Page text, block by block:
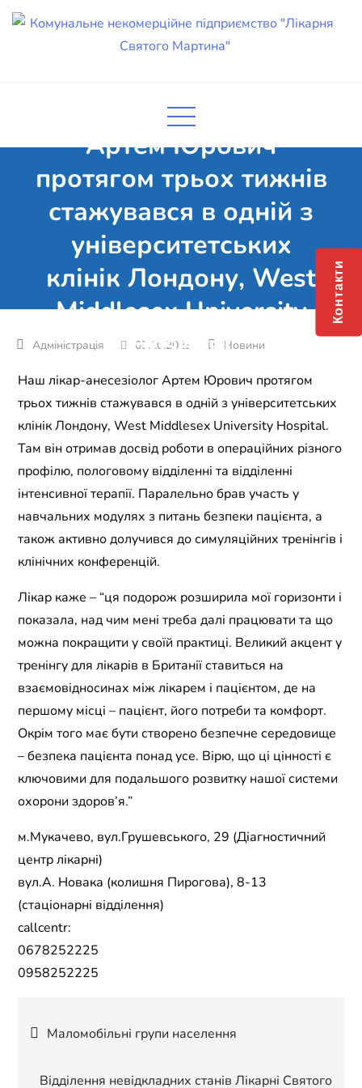
Skip
підприємство "Лікарня Святого
Наш лікар-анесезіолог
Артем Юрович
протягом трьох тижнів
стажувався в одній з
університетських
клінік Лондону, West
Middlesex University
Hospital
05.10.2023 Новини
Наш лікар-анесезіолог Артем Юрович протягом
трьох тижнів стажувався в одній з університетських
клінік Лондону, West Middlesex University Hospital.
Там він отримав досвід роботи в операційних різного
профілю, пологовому відділенні та відділенні
інтенсивної терапії. Паралельно брав участь у
навчальних модулях з питань безпеки пацієнта, а
також активно долучився до симуляційних тренінгів і
клінічних конференцій.
Лікар каже – “ця подорож розширила мої горизонти і
показала, над чим мені треба далі працювати та що
можна покращити у своїй практиці. Великий акцент у
тренінгу для лікарів в Британії ставиться на
взаємовідносинах між лікарем і пацієнтом, де на
першому місці – пацієнт, його потреби та комфорт.
Окрім того має бути створено безпечне середовище
– безпека пацієнта понад усе. Вірю, що ці цінності є
ключовими для подальшого розвитку нашої системи
охорони здоров’я.”
м.Мукачево, вул.Грушевського, 29 (Діагностичний
центр лікарні)
вул.А. Новака (колишня Пирогова), 8-13
(стаціонарні відділення)
callcentr:
0678252225
0958252225
Навігація
записів
Маломобільні групи населення
Відділення невідкладних станів Лікарні Святого
Контакти